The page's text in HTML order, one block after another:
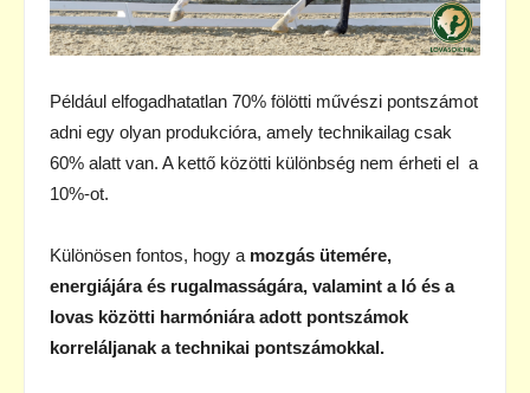
Például elfogadhatatlan 70% fölötti művészi pontszámot
adni egy olyan produkcióra, amely technikailag csak
60% alatt van. A kettő közötti különbség nem érheti el a
10%-ot.
Különösen fontos, hogy a mozgás ütemére,
energiájára és rugalmasságára, valamint a ló és a
lovas közötti harmóniára adott pontszámok
korreláljanak a technikai pontszámokkal.